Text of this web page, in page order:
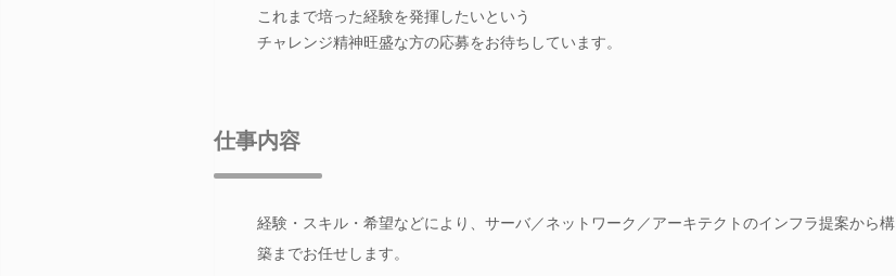
これまで培った経験を発揮したいという
チャレンジ精神旺盛な方の応募をお待ちしています。
仕事内容
経験・スキル・希望などにより、サーバ／ネットワーク／アーキテクトのインフラ提案から構
築までお任せします。